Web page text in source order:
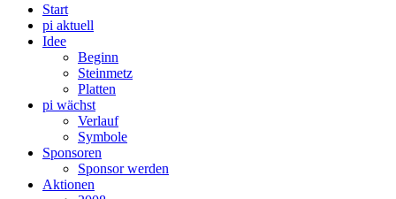
Start
pi aktuell
Idee
Beginn
Steinmetz
Platten
pi wächst
Verlauf
Symbole
Sponsoren
Sponsor werden
Aktionen